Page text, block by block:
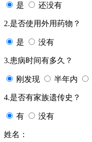
是 还没有
2.是否使用外用药物？
是 没有
3.患病时间有多久？
刚发现 半年内
4.是否有家族遗传史？
有 没有
姓名：